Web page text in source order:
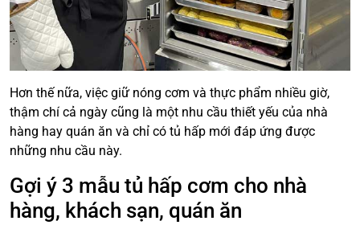
Hơn thế nữa, việc giữ nóng cơm và thực phẩm nhiều giờ,
thậm chí cả ngày cũng là một nhu cầu thiết yếu của nhà
hàng hay quán ăn và chỉ có tủ hấp mới đáp ứng được
những nhu cầu này.
Gợi ý 3 mẫu tủ hấp cơm cho nhà
hàng, khách sạn, quán ăn